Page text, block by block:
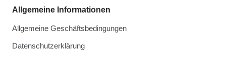
Allgemeine Informationen
Allgemeine Geschäftsbedingungen
Datenschutzerklärung